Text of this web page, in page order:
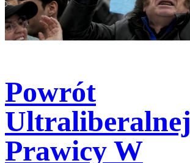
Powrót
Ultraliberalnej
Prawicy W